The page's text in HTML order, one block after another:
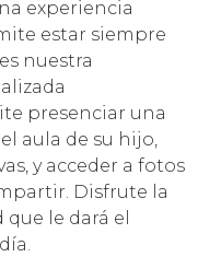
experiencia
estar siempre
es nuestra
presenciar una
aula de su hijo,
y acceder a fotos
Disfrute la
le dará el